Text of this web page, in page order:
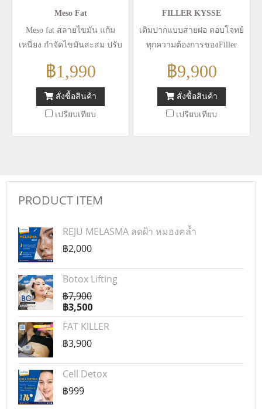
Meso Fat
Meso fat สลายไขมัน แก้ม
เหนียง กำจัดไขมันสะสม ปรับ
หลังฉีด ผิวไม่หย่อนคล้อย
฿1,990
สั่งซื้อสินค้า
เปรียบเทียบ
FILLER KYSSE
เติมปากแบบสายฝอ ตอบโจทย์
ทุกความต้องการของFiller
ธรรมชาติ
฿9,900
สั่งซื้อสินค้า
เปรียบเทียบ
PRODUCT ITEM
REJU MELASMA ลดฝ้า หมองคล้ำ
฿2,000
Botox Lifting
฿7,900
฿3,500
FAT KILLER
฿3,900
Cell Detox
฿999